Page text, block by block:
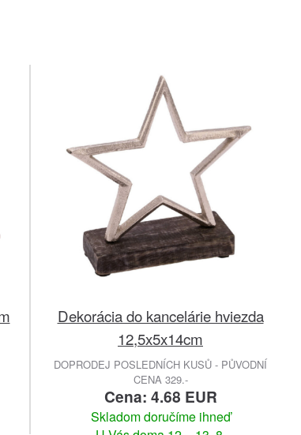
Dekorácia do kancelárie hviezda
12,5x5x14cm
DOPRODEJ POSLEDNÍCH KUSŮ - PŮVODNÍ
CENA 329.-
Cena: 4.68 EUR
Skladom doručíme ihneď